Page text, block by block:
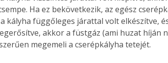
Ha ez bekövetkezik, az egész
kályha függőleges járattal volt elkészítve,
akkor a füstgáz (ami huzat híján
megemeli a cserépkályha tetejét.